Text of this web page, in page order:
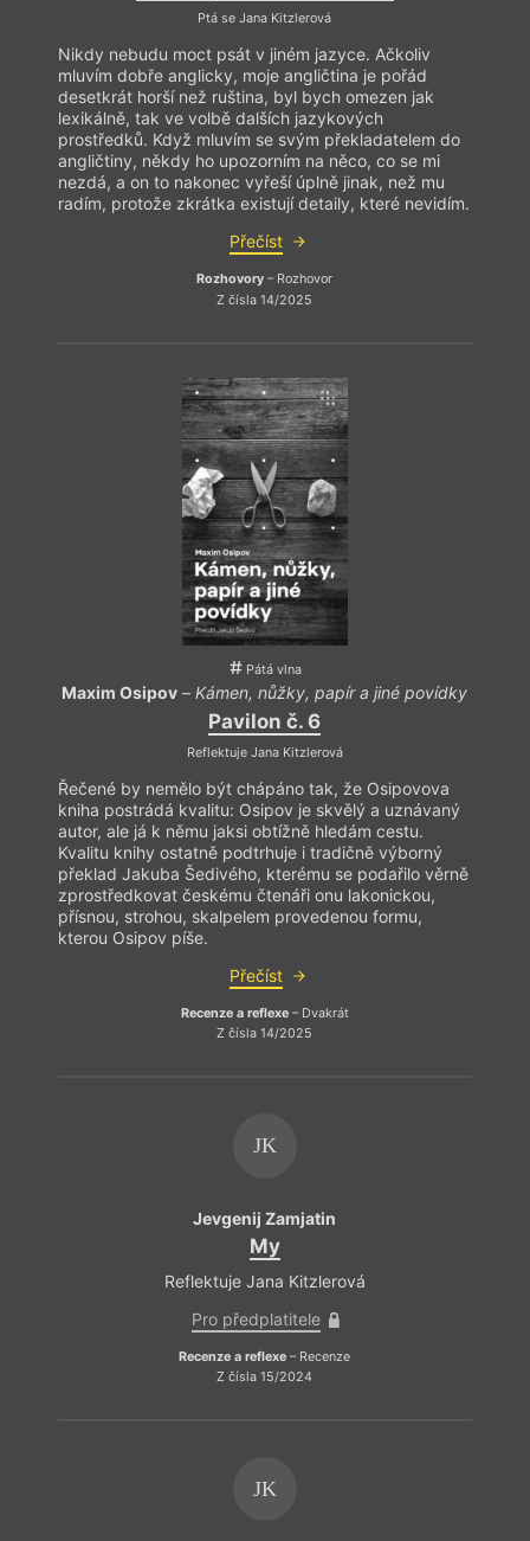
Ptá se Jana Kitzlerová
Nikdy nebudu moct psát v jiném jazyce. Ačkoliv
mluvím dobře anglicky, moje angličtina je pořád
desetkrát horší než ruština, byl bych omezen jak
lexikálně, tak ve volbě dalších jazykových
prostředků. Když mluvím se svým překladatelem do
angličtiny, někdy ho upozorním na něco, co se mi
nezdá, a on to nakonec vyřeší úplně jinak, než mu
radím, protože zkrátka existují detaily, které nevidím.
Přečíst
Rozhovory – Rozhovor
Z čísla 14/2025
Pátá vlna
Maxim Osipov –Kámen, nůžky, papír a jiné povídky
Pavilon č. 6
Reflektuje Jana Kitzlerová
Řečené by nemělo být chápáno tak, že Osipovova
kniha postrádá kvalitu: Osipov je skvělý a uznávaný
autor, ale já k němu jaksi obtížně hledám cestu.
Kvalitu knihy ostatně podtrhuje i tradičně výborný
překlad Jakuba Šedivého, kterému se podařilo věrně
zprostředkovat českému čtenáři onu lakonickou,
přísnou, strohou, skalpelem provedenou formu,
kterou Osipov píše.
Přečíst
Recenze a reflexe– Dvakrát
Z čísla 14/2025
JK
Jevgenij Zamjatin
My
Reflektuje Jana Kitzlerová
Pro předplatitele
Recenze a reflexe – Recenze
Z čísla 15/2024
JK